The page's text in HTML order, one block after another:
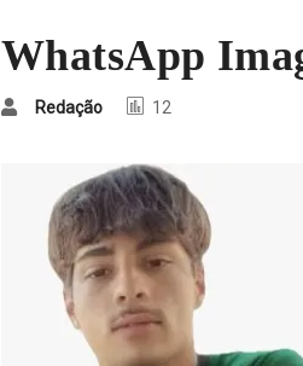
WhatsApp
Redação 12